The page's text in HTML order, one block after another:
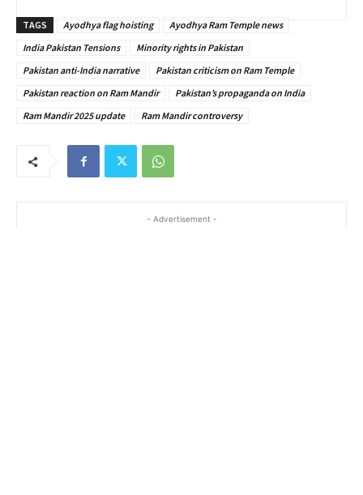
TAGS Ayodhya flag hoisting
Ayodhya Ram Temple news
India Pakistan Tensions
Minority rights in Pakistan
Pakistan anti-India narrative
Pakistan criticism on Ram Temple
Pakistan reaction on Ram Mandir
Pakistan’s propaganda on India
Ram Mandir 2025 update
Ram Mandir controversy
- Advertisement -